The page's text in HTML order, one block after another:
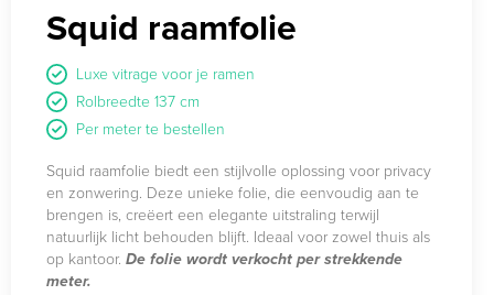
Squid raamfolie
Luxe vitrage voor je ramen
Rolbreedte 137 cm
Per meter te bestellen
Squid raamfolie biedt een stijlvolle oplossing voor privacy
en zonwering. Deze unieke folie, die eenvoudig aan te
brengen is, creëert een elegante uitstraling terwijl
natuurlijk licht behouden blijft. Ideaal voor zowel thuis als
op kantoor. De folie wordt verkocht per strekkende
meter.